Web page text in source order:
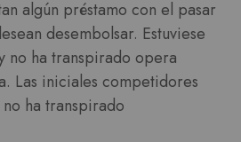
algún préstamo con el pasar
desembolsar. Estuviese
no ha transpirado opera
Las iniciales competidores
ha transpirado